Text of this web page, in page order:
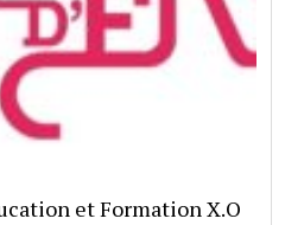
et Formation X.O